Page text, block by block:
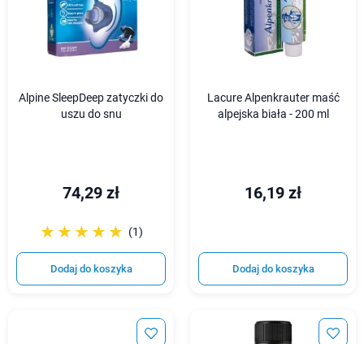
Alpine SleepDeep zatyczki do
uszu do snu
74,29 zł
☆☆☆☆☆
★★★★★ (1)
Dodaj do koszyka
Lacure Alpenkrauter maść
alpejska biała - 200 ml
16,19 zł
Dodaj do koszyka